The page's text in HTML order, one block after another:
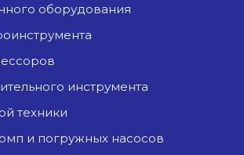
оборудования
инструмента
техники
и погружных насосов